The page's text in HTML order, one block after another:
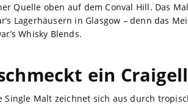
Quelle oben auf dem Conval Hill. Das
Lagerhäusern in Glasgow – denn das
Whisky Blends.
ein
Single Malt zeichnet sich aus durch